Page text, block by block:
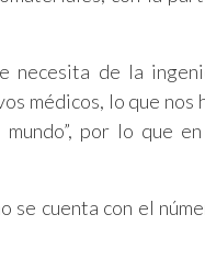
necesita de la
médicos, lo que nos
por lo que
se cuenta con el